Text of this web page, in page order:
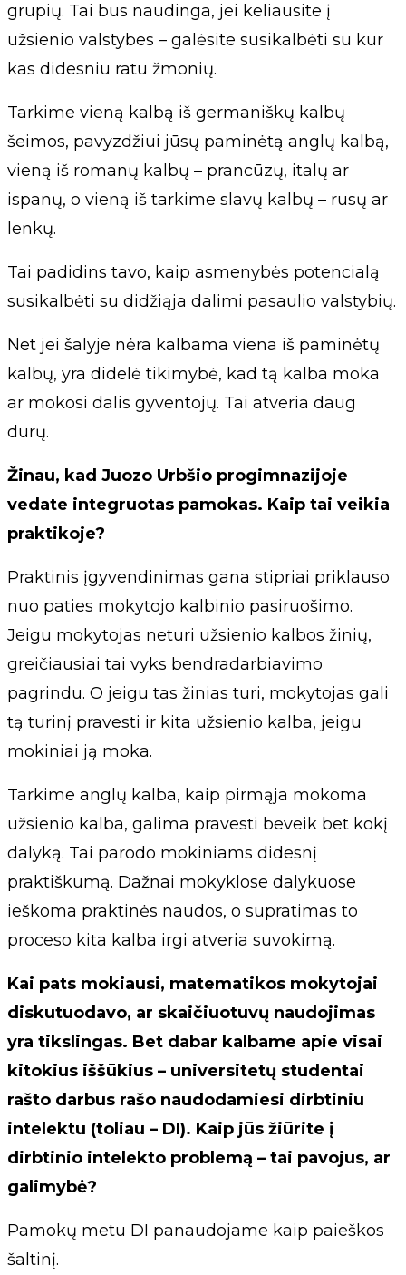
grupių. Tai bus naudinga, jei keliausite į
užsienio valstybes – galėsite susikalbėti su kur
kas didesniu ratu žmonių.
Tarkime vieną kalbą iš germaniškų kalbų
šeimos, pavyzdžiui jūsų paminėtą anglų kalbą,
vieną iš romanų kalbų – prancūzų, italų ar
ispanų, o vieną iš tarkime slavų kalbų – rusų ar
lenkų.
Tai padidins tavo, kaip asmenybės potencialą
susikalbėti su didžiąja dalimi pasaulio valstybių.
Net jei šalyje nėra kalbama viena iš paminėtų
kalbų, yra didelė tikimybė, kad tą kalba moka
ar mokosi dalis gyventojų. Tai atveria daug
durų.
Žinau, kad Juozo Urbšio progimnazijoje
vedate integruotas pamokas. Kaip tai veikia
praktikoje?
Praktinis įgyvendinimas gana stipriai priklauso
nuo paties mokytojo kalbinio pasiruošimo.
Jeigu mokytojas neturi užsienio kalbos žinių,
greičiausiai tai vyks bendradarbiavimo
pagrindu. O jeigu tas žinias turi, mokytojas gali
tą turinį pravesti ir kita užsienio kalba, jeigu
mokiniai ją moka.
Tarkime anglų kalba, kaip pirmąja mokoma
užsienio kalba, galima pravesti beveik bet kokį
dalyką. Tai parodo mokiniams didesnį
praktiškumą. Dažnai mokyklose dalykuose
ieškoma praktinės naudos, o supratimas to
proceso kita kalba irgi atveria suvokimą.
Kai pats mokiausi, matematikos mokytojai
diskutuodavo, ar skaičiuotuvų naudojimas
yra tikslingas. Bet dabar kalbame apie visai
kitokius iššūkius – universitetų studentai
rašto darbus rašo naudodamiesi dirbtiniu
intelektu (toliau – DI). Kaip jūs žiūrite į
dirbtinio intelekto problemą – tai pavojus, ar
galimybė?
Pamokų metu DI panaudojame kaip paieškos
šaltinį.